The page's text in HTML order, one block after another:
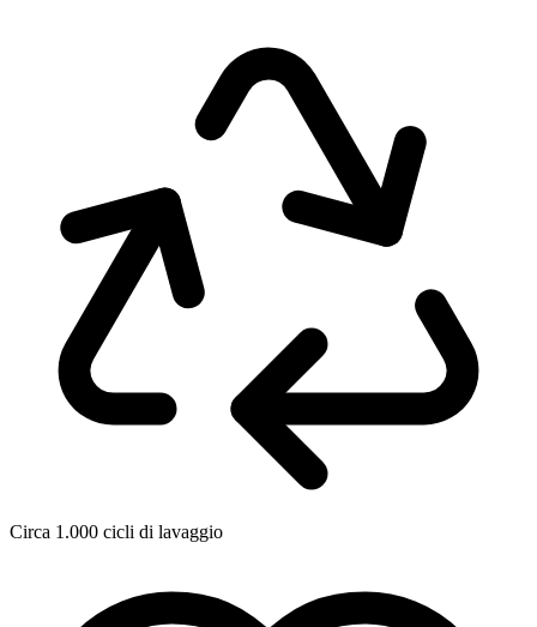
Circa 1.000 cicli di lavaggio